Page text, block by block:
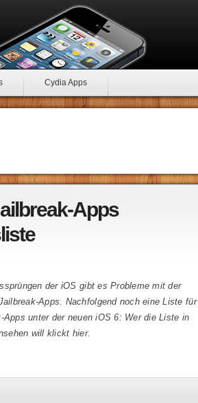
Cydia Apps
Apps
der iOS gibt es Probleme mit der
Apps. Nachfolgend noch eine Liste für
unter der neuen iOS 6: Wer die Liste in
will klickt hier.